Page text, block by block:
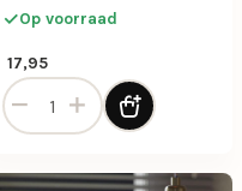
dimbaar aantal
goud dimbaar
Op voorraad
17,95
Calex globe e27 125mm